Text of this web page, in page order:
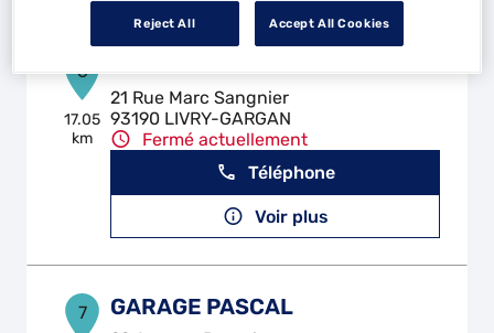
6
17.05
km
21 Rue Marc Sangnier
93190 LIVRY-GARGAN
Fermé actuellement
Téléphone
Voir plus
7 GARAGE PASCAL
Reject All Accept All Cookies